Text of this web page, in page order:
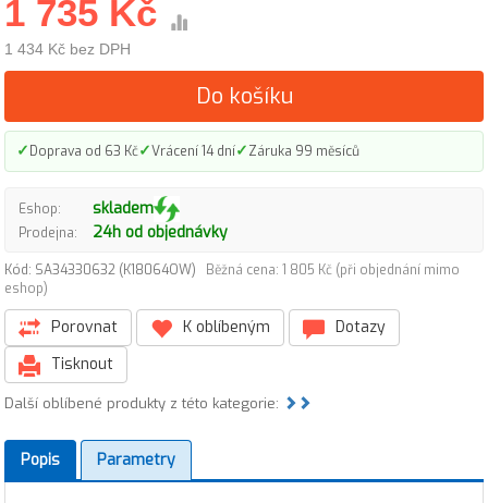
1 735 Kč
1 434 Kč bez DPH
Do košíku
✓Doprava od 63 Kč✓Vrácení 14 dní✓Záruka 99 měsíců
Eshop: skladem
Prodejna: 24h od objednávky
Kód: SA34330632 (K18064OW)
Běžná cena: 1 805 Kč (při objednání mimo
eshop)
Porovnat K oblíbeným
Dotazy
Tisknout
Další oblíbené produkty z této kategorie:
Popis Parametry